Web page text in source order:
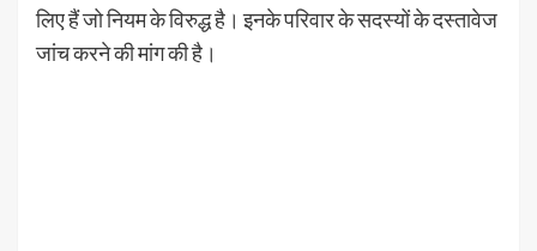
लिए हैं जो नियम के विरुद्ध है। इनके परिवार के सदस्यों के दस्तावेज
जांच करने की मांग की है।